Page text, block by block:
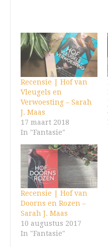
Recensie | Hof van
Vleugels en
Verwoesting – Sarah
J. Maas
17 maart 2018
In "Fantasie"
Recensie | Hof van
Doorns en Rozen –
Sarah J. Maas
10 augustus 2017
In "Fantasie"